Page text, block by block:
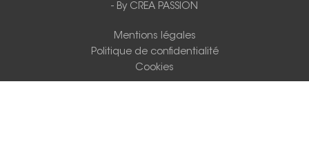
- By CREA PASSION
Mentions légales
Politique de confidentialité
Cookies